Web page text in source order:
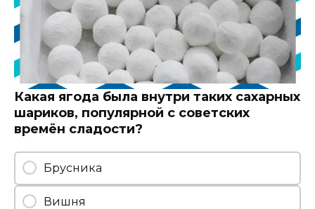
Какая ягода была внутри таких сахарных
шариков, популярной с советских
времён сладости?
Брусника
Вишня